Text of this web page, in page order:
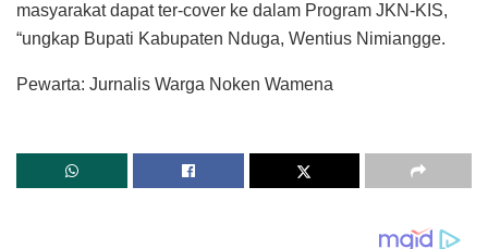
masyarakat dapat ter-cover ke dalam Program JKN-KIS,
“ungkap Bupati Kabupaten Nduga, Wentius Nimiangge.
Pewarta: Jurnalis Warga Noken Wamena